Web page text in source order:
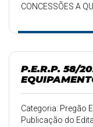
CONCESSÕES A
TEMPORADA DE
P.E.R.P. 58/
Categoria: Pregão
Publicação do